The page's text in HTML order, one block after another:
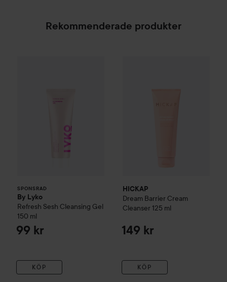
Rekommenderade produkter
SPONSRAD
By Lyko
Refresh Sesh Cleansing Gel
150 ml
99 kr
KÖP
HICKAP
Dream Barrier Cream
Cleanser 125 ml
149 kr
KÖP